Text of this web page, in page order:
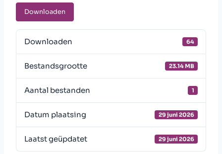
Downloaden
Downloaden 64
Bestandsgrootte 23.14 MB
Aantal bestanden 1
Datum plaatsing 29 juni 2026
Laatst geüpdatet 29 juni 2026